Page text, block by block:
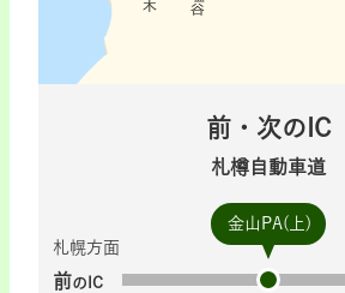
前・次のIC
札樽自動車道
金山PA(上)
札幌方面
前のIC